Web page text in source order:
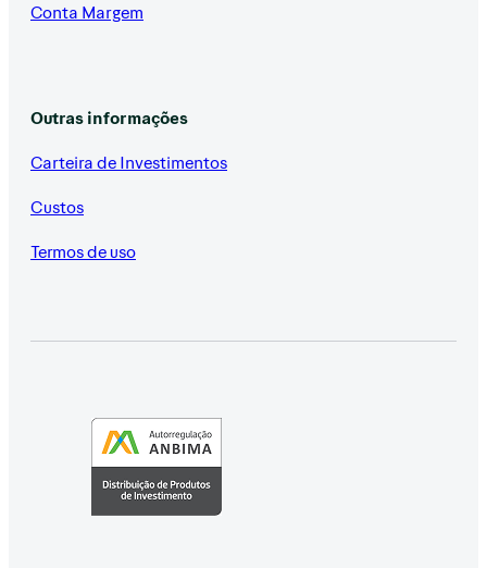
Conta Margem
Outras informações
Carteira de Investimentos
Custos
Termos de uso